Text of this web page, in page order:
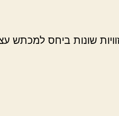
שונות ביחס למכתש